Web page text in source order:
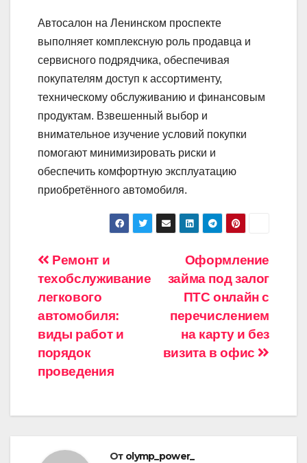
Автосалон на Ленинском проспекте
выполняет комплексную роль продавца и
сервисного подрядчика, обеспечивая
покупателям доступ к ассортименту,
техническому обслуживанию и финансовым
продуктам. Взвешенный выбор и
внимательное изучение условий покупки
помогают минимизировать риски и
обеспечить комфортную эксплуатацию
приобретённого автомобиля.
Навигация
по
записям
Оформление
займа под залог
ПТС онлайн с
перечислением
на карту и без
визита в офис
Ремонт и
техобслуживание
легкового
автомобиля:
виды работ и
порядок
проведения
От olymp_power_